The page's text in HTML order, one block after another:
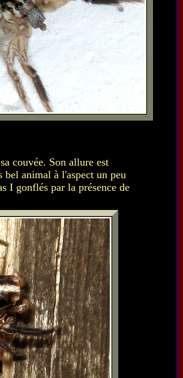
couvée. Son allure est
bel animal à l'aspect un peu
I gonflés par la présence de